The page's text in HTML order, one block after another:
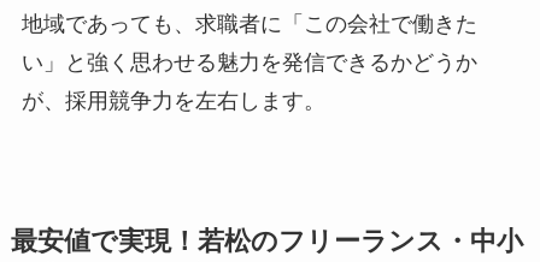
地域であっても、求職者に「この会社で働きた
い」と強く思わせる魅力を発信できるかどうか
が、採用競争力を左右します。
最安値で実現！若松のフリーランス・中小